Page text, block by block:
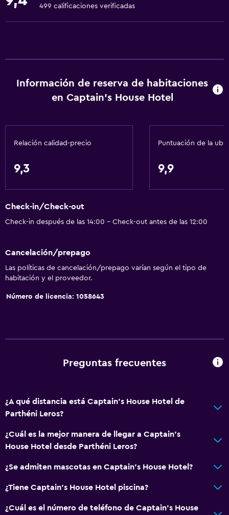
Acondicionador
Cámaras CCTV en el exterior
Limpieza diaria
Cámaras CCTV en zonas comunes
Secador de pelo
Aseo
Habitaciones insonorizadas
Teléfono
Vista a la piscina
Espacio de almacenamiento
Caja fuerte
Mostrador de información turística
499 calificaciones verificadas
Información de reserva de habitaciones
en Captain's House Hotel
Relación calidad-precio
9,3
Puntuación de la
9,9
Check-in/Check-out
Check-in después de las 14:00 - Check-out antes de las 12:00
Cancelación/prepago
Las políticas de cancelación/prepago varían según el tipo de
habitación y el proveedor.
Número de licencia: 1058643
Preguntas frecuentes
¿A qué distancia está Captain's House Hotel de
Parthéni Leros?
¿Cuál es la mejor manera de llegar a Captain's
House Hotel desde Parthéni Leros?
¿Se admiten mascotas en Captain's House Hotel?
¿Tiene Captain's House Hotel piscina?
¿Cuál es el número de teléfono de Captain's House